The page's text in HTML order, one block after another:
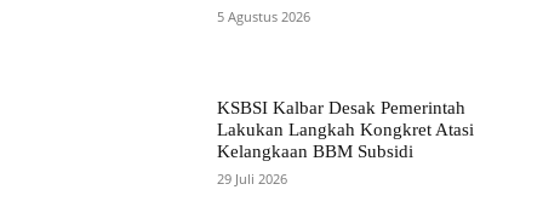
5 Agustus 2026
KSBSI Kalbar Desak Pemerintah
Lakukan Langkah Kongkret Atasi
Kelangkaan BBM Subsidi
29 Juli 2026